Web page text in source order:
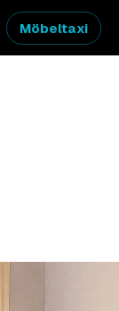
Möbeltaxi